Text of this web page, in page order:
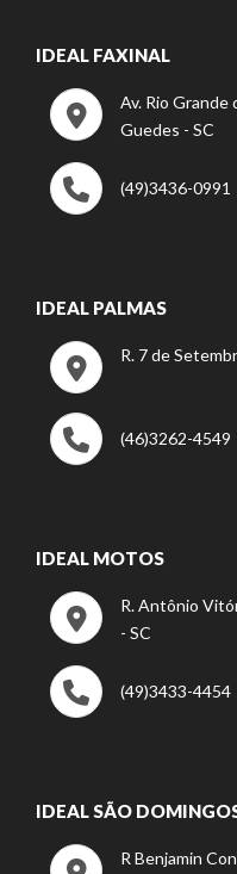
IDEAL FAXINAL
Av. Rio Grande
Guedes - SC
(49)3436-0991
IDEAL PALMAS
R. 7 de
(46)3262-4549
IDEAL MOTOS
R. Antônio
- SC
(49)3433-4454
IDEAL SÃO
R Benjamin